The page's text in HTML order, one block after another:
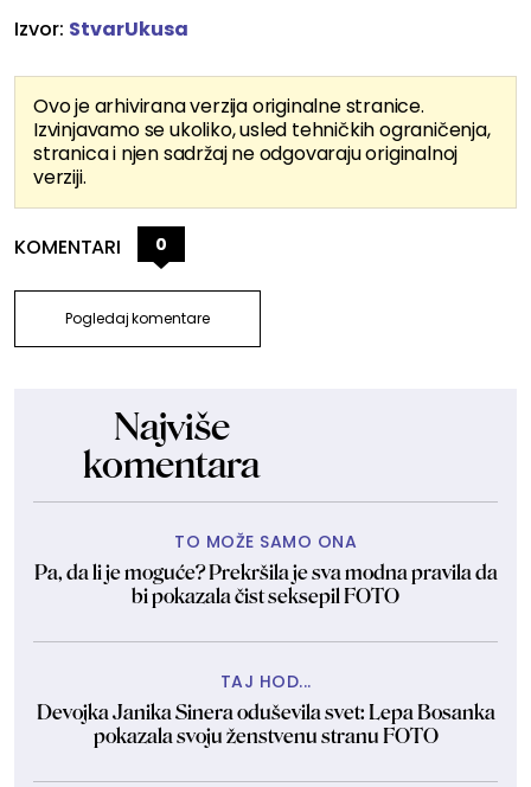
Izvor: StvarUkusa
Ovo je arhivirana verzija originalne stranice.
Izvinjavamo se ukoliko, usled tehničkih ograničenja,
stranica i njen sadržaj ne odgovaraju originalnoj
verziji.
KOMENTARI 0
Pogledaj komentare
Najviše
komentara
TO MOŽE SAMO ONA
Pa, da li je moguće? Prekršila je sva modna pravila da
bi pokazala čist seksepil FOTO
TAJ HOD...
Devojka Janika Sinera oduševila svet: Lepa Bosanka
pokazala svoju ženstvenu stranu FOTO